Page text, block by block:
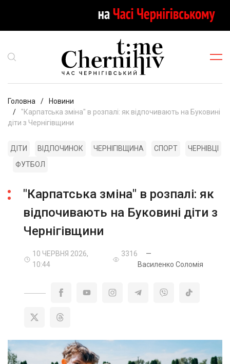
Головна
Новини
"Карпатська зміна" в розпалі: як відпочивають на Буковині
діти з Чернігівщини
ДІТИ ВІДПОЧИНОК ЧЕРНІГІВЩИНА СПОРТ
ЧЕРНІВЦІ
ФУТБОЛ
"Карпатська зміна" в розпалі: як
відпочивають на Буковині діти з
Чернігівщини
10 ЧЕРВНЯ 2026,
10:44
3316
—
Василенко Соломія